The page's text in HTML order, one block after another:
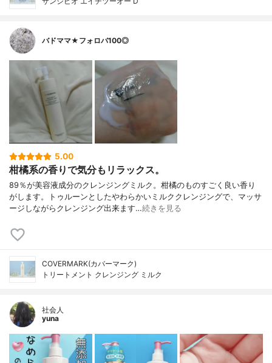
バドママ★フォロバ100◎
5.00
柑橘系の香りで気分もリラックス。
89％が美容液成分のクレンジングミルク。柑橘のものすごく良い香り
がします。トゥルーンとしたやわらかいミルククレンジングで、マッサ
ージしながらクレンジング出来ます…続きを見る
COVERMARK(カバーマーク)
トリートメント クレンジング ミルク
社会人
yuna